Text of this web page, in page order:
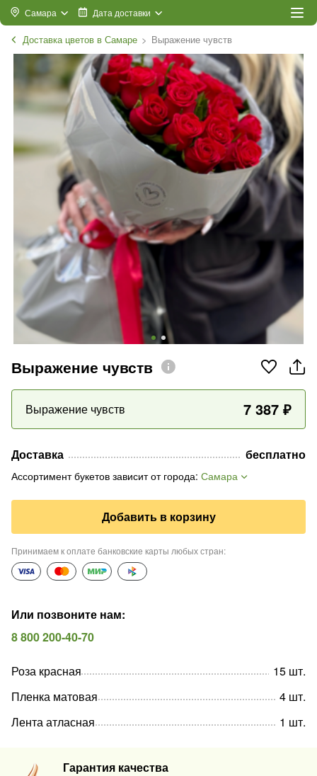
Самара Дата доставки
Доставка цветов в Самаре Выражение чувств
Выражение чувств
Выражение чувств 7 387 ₽
Доставка бесплатно
Ассортимент букетов зависит от города: Самара
Добавить в корзину
Принимаем к оплате банковские карты любых стран:
Или позвоните нам:
8 800 200-40-70
Гарантия качества
Роза красная 15 шт.
Пленка матовая
4 шт.
Лента атласная
1 шт.